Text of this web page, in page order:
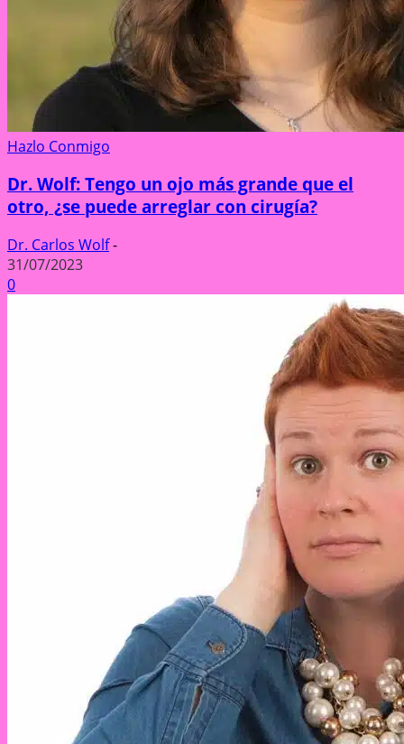
Hazlo Conmigo
Dr. Wolf: Tengo un ojo más grande que el
otro, ¿se puede arreglar con cirugía?
Dr. Carlos Wolf-
31/07/2023
0